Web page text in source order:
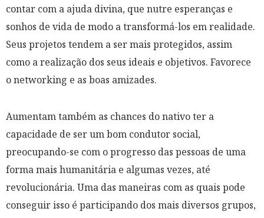
contar com a ajuda divina, que nutre esperanças e
sonhos de vida de modo a transformá-los em realidade.
Seus projetos tendem a ser mais protegidos, assim
como a realização dos seus ideais e objetivos. Favorece
o networking e as boas amizades.
Aumentam também as chances do nativo ter a
capacidade de ser um bom condutor social,
preocupando-se com o progresso das pessoas de uma
forma mais humanitária e algumas vezes, até
revolucionária. Uma das maneiras com as quais pode
conseguir isso é participando dos mais diversos grupos,